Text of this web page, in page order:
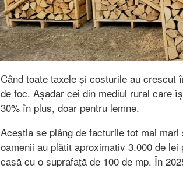
Când toate taxele și costurile au
de foc. Așadar cei din mediul rural care
30% în plus, doar pentru lemne.
Aceștia se plâng de facturile tot mai
oamenii au plătit aproximativ 3.000 de
casă cu o suprafață de 100 de mp. În